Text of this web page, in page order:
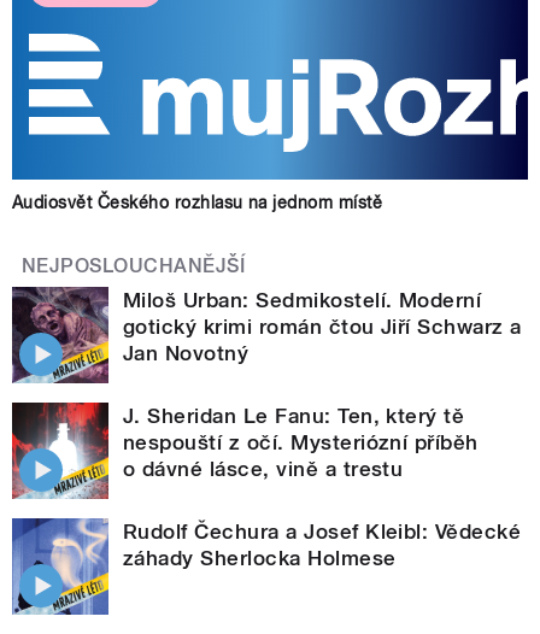
Audiosvět Českého rozhlasu na jednom místě
NEJPOSLOUCHANĚJŠÍ
Miloš Urban: Sedmikostelí. Moderní
gotický krimi román čtou Jiří Schwarz a
Jan Novotný
J. Sheridan Le Fanu: Ten, který tě
nespouští z očí. Mysteriózní příběh
o dávné lásce, vině a trestu
Rudolf Čechura a Josef Kleibl: Vědecké
záhady Sherlocka Holmese